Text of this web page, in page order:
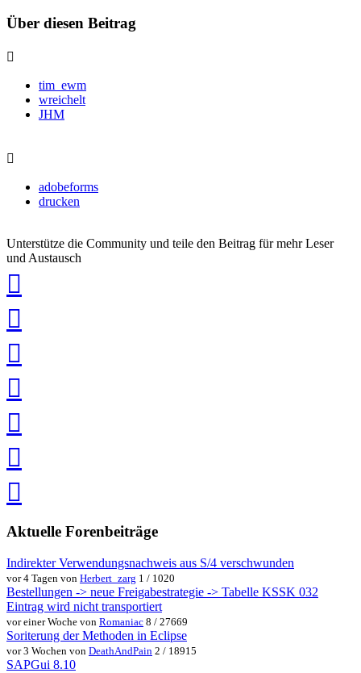
Über diesen Beitrag
tim_ewm
wreichelt
JHM
adobeforms
drucken
Unterstütze die Community und teile den Beitrag für mehr Leser
und Austausch
teilen
teilen
teilen
teilen
speichern
via
teilenteilen
Aktuelle Forenbeiträge
Indirekter Verwendungsnachweis aus S/4 verschwunden
vor 4 Tagen von Herbert_zarg 1 / 1020
Bestellungen -> neue Freigabestrategie -> Tabelle KSSK 032
Eintrag wird nicht transportiert
vor einer Woche von Romaniac 8 / 27669
Soriterung der Methoden in Eclipse
vor 3 Wochen von DeathAndPain 2 / 18915
SAPGui 8.10